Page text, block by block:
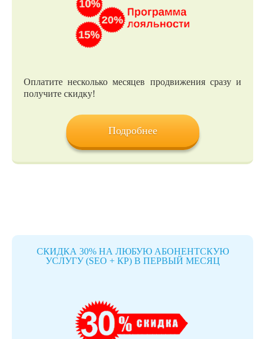
Оплатите несколько месяцев продвижения сразу и
получите скидку!
Подробнее
СКИДКА 30% НА ЛЮБУЮ АБОНЕНТСКУЮ
УСЛУГУ (SEO + КР) В ПЕРВЫЙ МЕСЯЦ